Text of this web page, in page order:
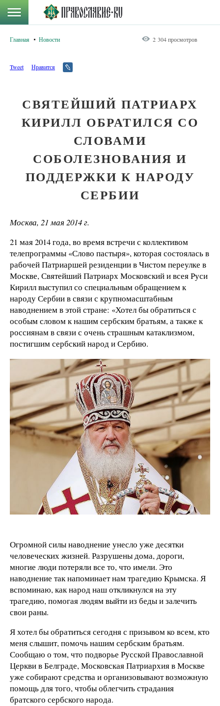
Главная Новости 2 304 просмотров
Tweet Нравится
СВЯТЕЙШИЙ ПАТРИАРХ
КИРИЛЛ ОБРАТИЛСЯ СО
СЛОВАМИ
СОБОЛЕЗНОВАНИЯ И
ПОДДЕРЖКИ К НАРОДУ
СЕРБИИ
Москва, 21 мая 2014 г.
21 мая 2014 года, во время встречи с коллективом
телепрограммы «Слово пастыря», которая состоялась в
рабочей Патриаршей резиденции в Чистом переулке в
Москве, Святейший Патриарх Московский и всея Руси
Кирилл выступил со специальным обращением к
народу Сербии в связи с крупномасштабным
наводнением в этой стране: «Хотел бы обратиться с
особым словом к нашим сербским братьям, а также к
россиянам в связи с очень страшным катаклизмом,
постигшим сербский народ и Сербию.
Огромной силы наводнение унесло уже десятки
человеческих жизней. Разрушены дома, дороги,
многие люди потеряли все то, что имели. Это
наводнение так напоминает нам трагедию Крымска. Я
вспоминаю, как народ наш откликнулся на эту
трагедию, помогая людям выйти из беды и залечить
свои раны.
Я хотел бы обратиться сегодня с призывом ко всем, кто
меня слышит, помочь нашим сербским братьям.
Сообщаю о том, что подворье Русской Православной
Церкви в Белграде, Московская Патриархия в Москве
уже собирают средства и организовывают возможную
помощь для того, чтобы облегчить страдания
братского сербского народа.